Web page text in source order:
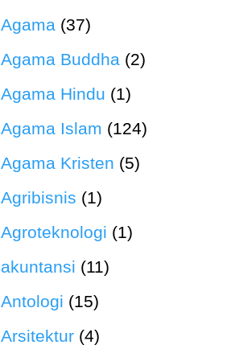
Agama (37)
Agama Buddha (2)
Agama Hindu (1)
Agama Islam (124)
Agama Kristen (5)
Agribisnis (1)
Agroteknologi (1)
akuntansi (11)
Antologi (15)
Arsitektur (4)